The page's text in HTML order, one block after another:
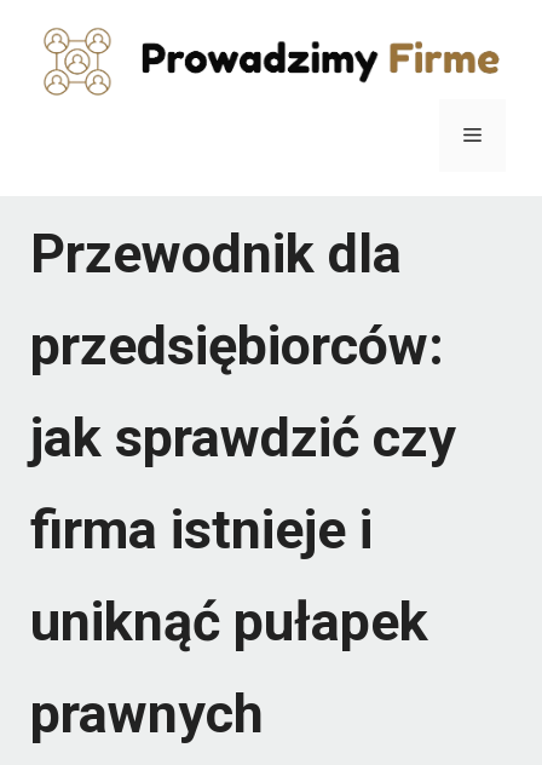
Menu
Przewodnik dla
przedsiębiorców:
jak sprawdzić czy
firma istnieje i
uniknąć pułapek
prawnych